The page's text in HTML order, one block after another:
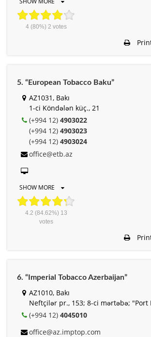
4(80%) 2 votes
5. “European Tobacco Baku”
AZ1031, Bakı
1-ci Köndələn küç., 21
(+994 12) 4903022
(+994 12) 4903023
(+994 12) 4903024
office@etb.az
SHOW MORE
4.2 (84.62%) 13
votes
6. “Imperial Tobacco Azerbaijan”
AZ1010, Bakı
Neftçilər pr., 153; 8-ci mərtəbə; "Port
(+994 12) 4045010
office@az.imptop.com